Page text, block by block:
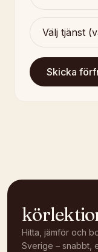
Skicka
Hitta, jämför och
Sverige – snabbt,